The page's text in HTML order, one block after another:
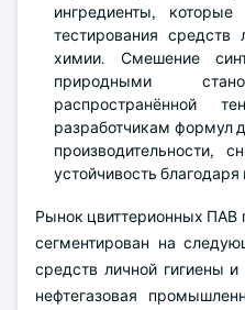
ингредиенты,
тестирования
химии. Смешение
природными
распространённой
разработчикам формул
производительности,
устойчивость
Рынок цвиттерионных ПАВ
сегментирован на
средств личной гигиены
нефтегазовая